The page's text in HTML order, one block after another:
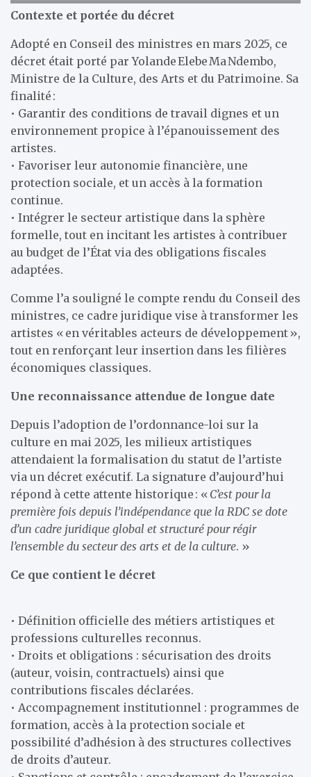
Contexte et portée du décret
Adopté en Conseil des ministres en mars 2025, ce
décret était porté par Yolande Elebe Ma Ndembo,
Ministre de la Culture, des Arts et du Patrimoine. Sa
finalité :
• Garantir des conditions de travail dignes et un
environnement propice à l’épanouissement des
artistes.
• Favoriser leur autonomie financière, une
protection sociale, et un accès à la formation
continue.
• Intégrer le secteur artistique dans la sphère
formelle, tout en incitant les artistes à contribuer
au budget de l’État via des obligations fiscales
adaptées.
Comme l’a souligné le compte rendu du Conseil des
ministres, ce cadre juridique vise à transformer les
artistes « en véritables acteurs de développement »,
tout en renforçant leur insertion dans les filières
économiques classiques.
Une reconnaissance attendue de longue date
Depuis l’adoption de l’ordonnance-loi sur la
culture en mai 2025, les milieux artistiques
attendaient la formalisation du statut de l’artiste
via un décret exécutif. La signature d’aujourd’hui
répond à cette attente historique : « C’est pour la
première fois depuis l’indépendance que la RDC se dote
d’un cadre juridique global et structuré pour régir
l’ensemble du secteur des arts et de la culture. »
Ce que contient le décret
• Définition officielle des métiers artistiques et
professions culturelles reconnus.
• Droits et obligations : sécurisation des droits
(auteur, voisin, contractuels) ainsi que
contributions fiscales déclarées.
• Accompagnement institutionnel : programmes de
formation, accès à la protection sociale et
possibilité d’adhésion à des structures collectives
de droits d’auteur.